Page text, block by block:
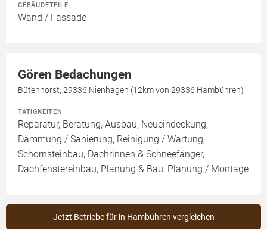
GEBÄUDETEILE
Wand / Fassade
Gören Bedachungen
Bütenhorst, 29336 Nienhagen (12km von 29336 Hambühren)
TÄTIGKEITEN
Reparatur, Beratung, Ausbau, Neueindeckung,
Dämmung / Sanierung, Reinigung / Wartung,
Schornsteinbau, Dachrinnen & Schneefänger,
Dachfenstereinbau, Planung & Bau, Planung / Montage
Jetzt Betriebe für in Hambühren vergleichen